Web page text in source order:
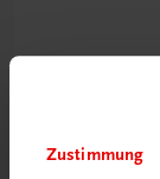
Zustimmung
&